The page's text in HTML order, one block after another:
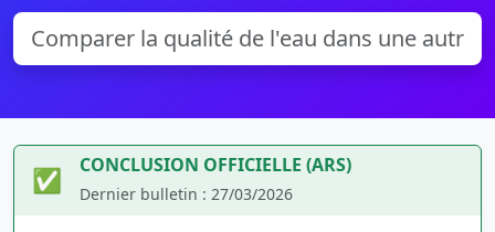
✅ CONCLUSION OFFICIELLE (ARS)
Dernier bulletin : 27/03/2026